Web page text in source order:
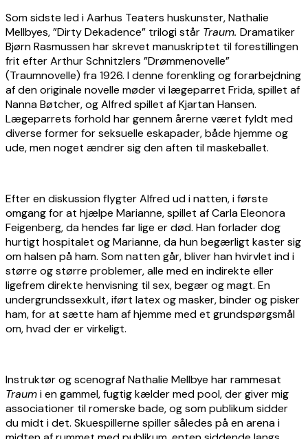
Som sidste led i Aarhus Teaters huskunster, Nathalie
Mellbyes, ”Dirty Dekadence” trilogi står Traum. Dramatiker
Bjørn Rasmussen har skrevet manuskriptet til forestillingen
frit efter Arthur Schnitzlers ”Drømmenovelle”
(Traumnovelle) fra 1926. I denne forenkling og forarbejdning
af den originale novelle møder vi lægeparret Frida, spillet af
Nanna Bøtcher, og Alfred spillet af Kjartan Hansen.
Lægeparrets forhold har gennem årerne været fyldt med
diverse former for seksuelle eskapader, både hjemme og
ude, men noget ændrer sig den aften til maskeballet.
Efter en diskussion flygter Alfred ud i natten, i første
omgang for at hjælpe Marianne, spillet af Carla Eleonora
Feigenberg, da hendes far lige er død. Han forlader dog
hurtigt hospitalet og Marianne, da hun begærligt kaster sig
om halsen på ham. Som natten går, bliver han hvirvlet ind i
større og større problemer, alle med en indirekte eller
ligefrem direkte henvisning til sex, begær og magt. En
undergrundssexkult, iført latex og masker, binder og pisker
ham, for at sætte ham af hjemme med et grundspørgsmål
om, hvad der er virkeligt.
Instruktør og scenograf Nathalie Mellbye har rammesat
Traumi en gammel, fugtig kælder med pool, der giver mig
associationer til romerske bade, og som publikum sidder
du midt i det. Skuespillerne spiller således på en arena i